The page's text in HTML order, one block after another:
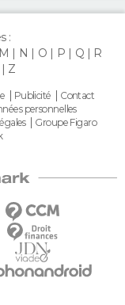
:
M N O P Q
R
Z
Publicité
Contact
personnelles
Groupe Figaro